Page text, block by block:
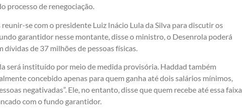
processo de renegociação.
se com o presidente Luiz Inácio Lula da Silva para discutir os
garantidor nesse montante, disse o ministro, o Desenrola poderá
de 37 milhões de pessoas físicas.
será instituído por meio de medida provisória. Haddad também
concebido apenas para quem ganha até dois salários mínimos,
negativadas”. Ele, no entanto, disse que quem recebe até essa faixa
com o fundo garantidor.